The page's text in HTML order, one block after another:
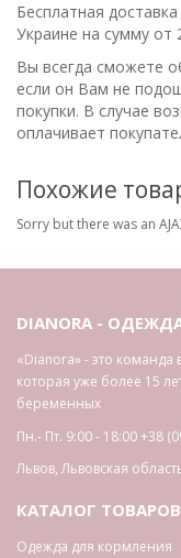
Бесплатная
Украине на сумму от
Вы всегда сможете
если он Вам не
покупки. В случае
оплачивает
Похожие
Sorry but there was an
DIANORA -
«Dianora» - это
которая уже более 15
беременных
Пн.- Пт. 9:00 - 18:00+38
Львов,Львовская
КАТАЛОГ ТОВАРОВ
Одежда для кормления